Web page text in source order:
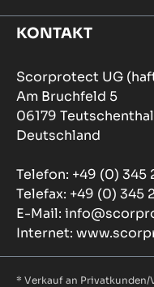
KONTAKT
Scorprotect UG
Am Bruchfeld 5
06179
Deutschland
Telefon: +49 (0) 345
Telefax: +49 (0) 345
E-Mail:
Internet:
* Verkauf an Privatkunden/